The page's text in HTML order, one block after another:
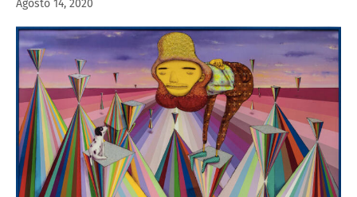
Agosto 14, 2020